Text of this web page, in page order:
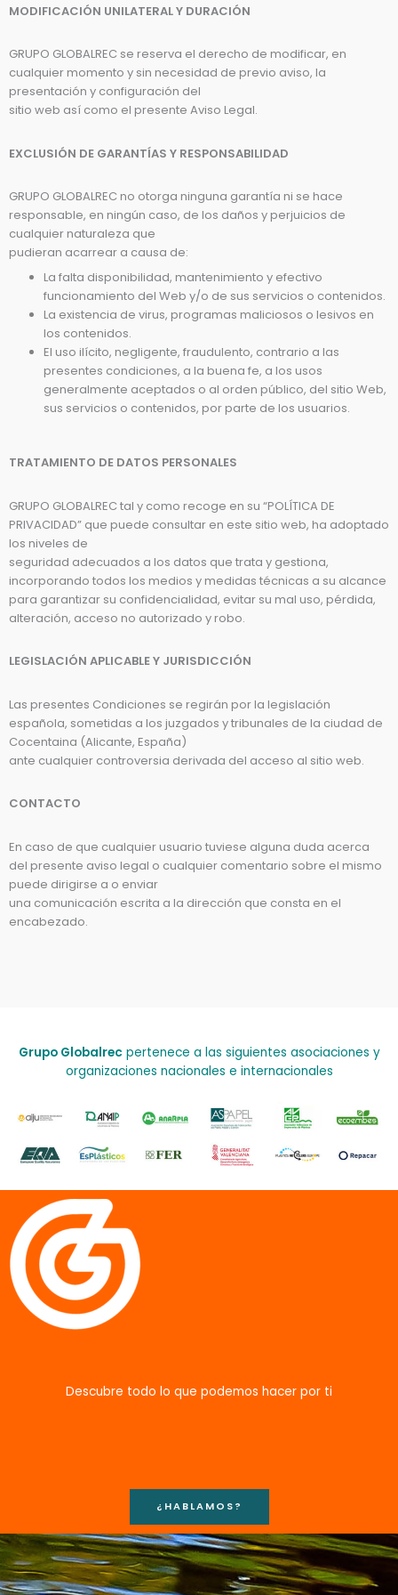
MODIFICACIÓN UNILATERAL Y DURACIÓN
GRUPO GLOBALREC se reserva el derecho de modificar, en
cualquier momento y sin necesidad de previo aviso, la
presentación y configuración del
sitio web así como el presente Aviso Legal.
EXCLUSIÓN DE GARANTÍAS Y RESPONSABILIDAD
GRUPO GLOBALREC no otorga ninguna garantía ni se hace
responsable, en ningún caso, de los daños y perjuicios de
cualquier naturaleza que
pudieran acarrear a causa de:
La falta disponibilidad, mantenimiento y efectivo
funcionamiento del Web y/o de sus servicios o contenidos.
La existencia de virus, programas maliciosos o lesivos en
los contenidos.
El uso ilícito, negligente, fraudulento, contrario a las
presentes condiciones, a la buena fe, a los usos
generalmente aceptados o al orden público, del sitio Web,
sus servicios o contenidos, por parte de los usuarios.
TRATAMIENTO DE DATOS PERSONALES
GRUPO GLOBALREC tal y como recoge en su “POLÍTICA DE
PRIVACIDAD” que puede consultar en este sitio web, ha adoptado
los niveles de
seguridad adecuados a los datos que trata y gestiona,
incorporando todos los medios y medidas técnicas a su alcance
para garantizar su confidencialidad, evitar su mal uso, pérdida,
alteración, acceso no autorizado y robo.
LEGISLACIÓN APLICABLE Y JURISDICCIÓN
Las presentes Condiciones se regirán por la legislación
española, sometidas a los juzgados y tribunales de la ciudad de
Cocentaina (Alicante, España)
ante cualquier controversia derivada del acceso al sitio web.
CONTACTO
En caso de que cualquier usuario tuviese alguna duda acerca
del presente aviso legal o cualquier comentario sobre el mismo
puede dirigirse a o enviar
una comunicación escrita a la dirección que consta en el
encabezado.
Grupo Globalrecpertenece a las siguientes asociaciones y
organizaciones nacionales e internacionales
Descubre todo lo que podemos hacer por ti
¿HABLAMOS?